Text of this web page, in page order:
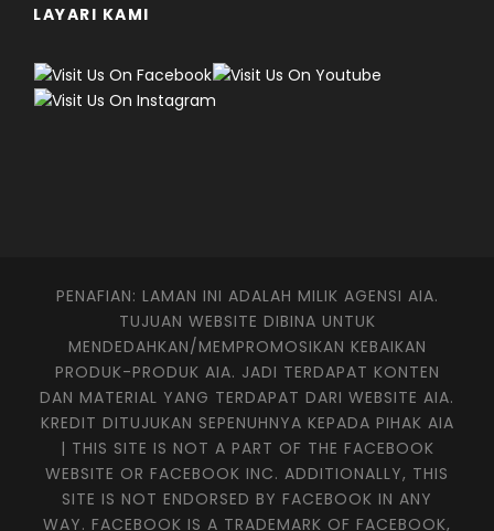
LAYARI KAMI
PENAFIAN: LAMAN INI ADALAH MILIK AGENSI AIA.
TUJUAN WEBSITE DIBINA UNTUK
MENDEDAHKAN/MEMPROMOSIKAN KEBAIKAN
PRODUK-PRODUK AIA. JADI TERDAPAT KONTEN
DAN MATERIAL YANG TERDAPAT DARI WEBSITE AIA.
KREDIT DITUJUKAN SEPENUHNYA KEPADA PIHAK AIA
| THIS SITE IS NOT A PART OF THE FACEBOOK
WEBSITE OR FACEBOOK INC. ADDITIONALLY, THIS
SITE IS NOT ENDORSED BY FACEBOOK IN ANY
WAY. FACEBOOK IS A TRADEMARK OF FACEBOOK,